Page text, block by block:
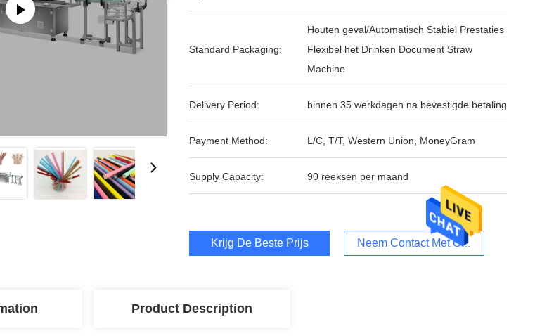
Standard Packaging:
Houten geval/Automatisch Stabiel Prestaties
Flexibel het Drinken Document Straw
Machine
Delivery Period: binnen 35 werkdagen na bevestigde betaling
Payment Method: L/C, T/T, Western Union, MoneyGram
Supply Capacity: 90 reeksen per maand
Krijg De Beste Prijs Neem Contact Met Ons Op
Product Description